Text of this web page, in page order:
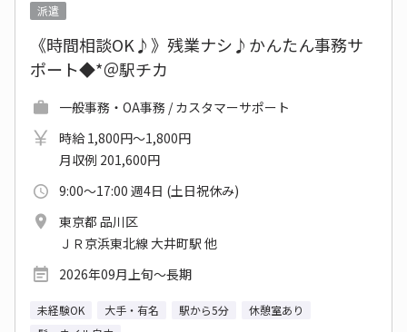
派遣
《時間相談OK♪》残業ナシ♪かんたん事務サ
ポート◆*＠駅チカ
一般事務・OA事務 / カスタマーサポート
時給 1,800円～1,800円
月収例 201,600円
9:00～17:00 週4日 (土日祝休み)
東京都 品川区
ＪＲ京浜東北線 大井町駅 他
2026年09月上旬～長期
未経験OK 大手・有名 駅から5分
休憩室あり